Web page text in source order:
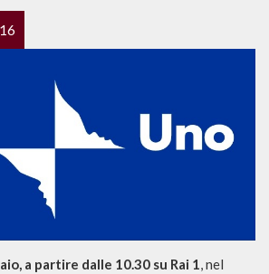
a partire dalle 10.30 su Rai 1, nel